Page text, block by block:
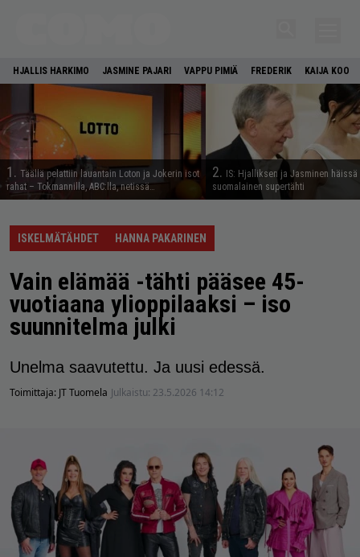
HJALLIS HARKIMO JASMINE PAJARI VAPPU PIMIÄ FREDERIK KAIJA KOO
1. Täällä pelattiin lauantain Loton ja Jokerin isot
rahat – Tokmannilla, ABC:lla, netissä…
2.
IS: Hjalliksen ja Jasminen häissä
suomalainen supertähti
ISKELMÄTÄHDET HANNA PAKARINEN
Vain elämää -tähti pääsee 45-
vuotiaana ylioppilaaksi – iso
suunnitelma julki
Unelma saavutettu. Ja uusi edessä.
Toimittaja: JT Tuomela Julkaistu: 23.5.2026 14:12